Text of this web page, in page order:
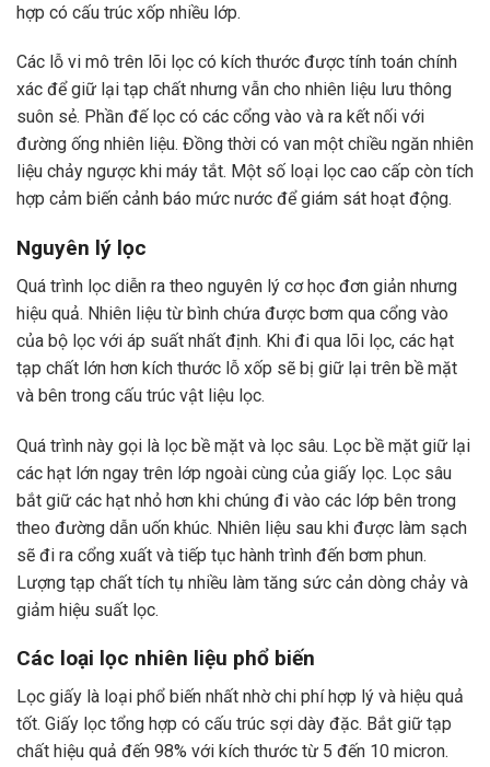
hợp có cấu trúc xốp nhiều lớp.
Các lỗ vi mô trên lõi lọc có kích thước được tính toán chính
xác để giữ lại tạp chất nhưng vẫn cho nhiên liệu lưu thông
suôn sẻ. Phần đế lọc có các cổng vào và ra kết nối với
đường ống nhiên liệu. Đồng thời có van một chiều ngăn nhiên
liệu chảy ngược khi máy tắt. Một số loại lọc cao cấp còn tích
hợp cảm biến cảnh báo mức nước để giám sát hoạt động.
Nguyên lý lọc
Quá trình lọc diễn ra theo nguyên lý cơ học đơn giản nhưng
hiệu quả. Nhiên liệu từ bình chứa được bơm qua cổng vào
của bộ lọc với áp suất nhất định. Khi đi qua lõi lọc, các hạt
tạp chất lớn hơn kích thước lỗ xốp sẽ bị giữ lại trên bề mặt
và bên trong cấu trúc vật liệu lọc.
Quá trình này gọi là lọc bề mặt và lọc sâu. Lọc bề mặt giữ lại
các hạt lớn ngay trên lớp ngoài cùng của giấy lọc. Lọc sâu
bắt giữ các hạt nhỏ hơn khi chúng đi vào các lớp bên trong
theo đường dẫn uốn khúc. Nhiên liệu sau khi được làm sạch
sẽ đi ra cổng xuất và tiếp tục hành trình đến bơm phun.
Lượng tạp chất tích tụ nhiều làm tăng sức cản dòng chảy và
giảm hiệu suất lọc.
Các loại lọc nhiên liệu phổ biến
Lọc giấy là loại phổ biến nhất nhờ chi phí hợp lý và hiệu quả
tốt. Giấy lọc tổng hợp có cấu trúc sợi dày đặc. Bắt giữ tạp
chất hiệu quả đến 98% với kích thước từ 5 đến 10 micron.